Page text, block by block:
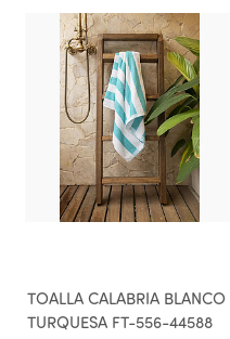
TOALLA CALABRIA BLANCO
TURQUESA FT-556-44588